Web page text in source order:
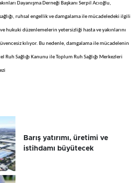
Dayanışma Derneği Başkanı Serpil Acıoğlu,
ruhsal engellik ve damgalama ile mücadeledeki ilgili
hukuki düzenlemelerin yetersizliği hasta ve yakınlarını
kılıyor. Bu nedenle, damgalama ile mücadelenin
Sağlığı Kanunu ile Toplum Ruh Sağlığı Merkezleri
Barış yatırımı, üretimi ve
istihdamı büyütecek